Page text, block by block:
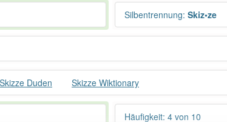
Silbentrennung: Skiz•ze
Skizze Duden Skizze Wiktionary
Häufigkeit: 4 von 10